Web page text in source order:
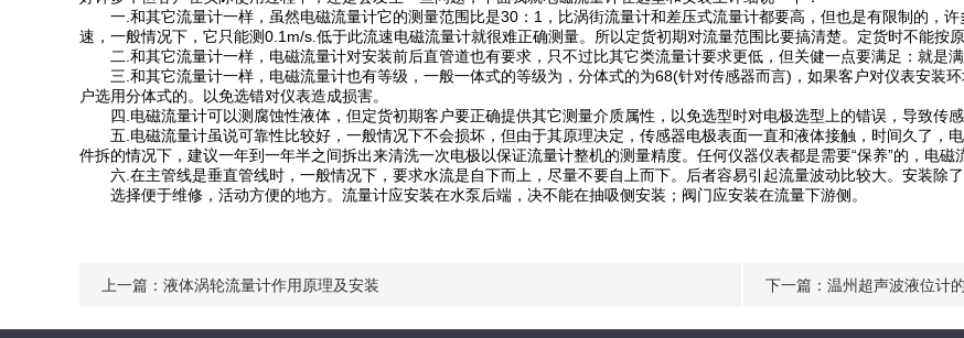
一.和其它流量计一样，虽然电磁流量计它的测量范围比是30：1，比涡街流量计和差压式流量计都要高，但也是有限制的，
速，一般情况下，它只能测0.1m/s.低于此流速电磁流量计就很难正确测量。所以定货初期对流量范围比要搞清楚。定货时不能按
二.和其它流量计一样，电磁流量计对安装前后直管道也有要求，只不过比其它类流量计要求更低，但关健一点要满足：就是
三.和其它流量计一样，电磁流量计也有等级，一般一体式的等级为，分体式的为68(针对传感器而言)，如果客户对仪表安装
户选用分体式的。以免选错对仪表造成损害。
四.电磁流量计可以测腐蚀性液体，但定货初期客户要正确提供其它测量介质属性，以免选型时对电极选型上的错误，导致传感
五.电磁流量计虽说可靠性比较好，一般情况下不会损坏，但由于其原理决定，传感器电极表面一直和液体接触，时间久了，
件拆的情况下，建议一年到一年半之间拆出来清洗一次电极以保证流量计整机的测量精度。任何仪器仪表都是需要“保养”的，电磁
六.在主管线是垂直管线时，一般情况下，要求水流是自下而上，尽量不要自上而下。后者容易引起流量波动比较大。安装除
选择便于维修，活动方便的地方。流量计应安装在水泵后端，决不能在抽吸侧安装；阀门应安装在流量下游侧。
上一篇： 液体涡轮流量计作用原理及安装 下一篇： 温州超声波液位计